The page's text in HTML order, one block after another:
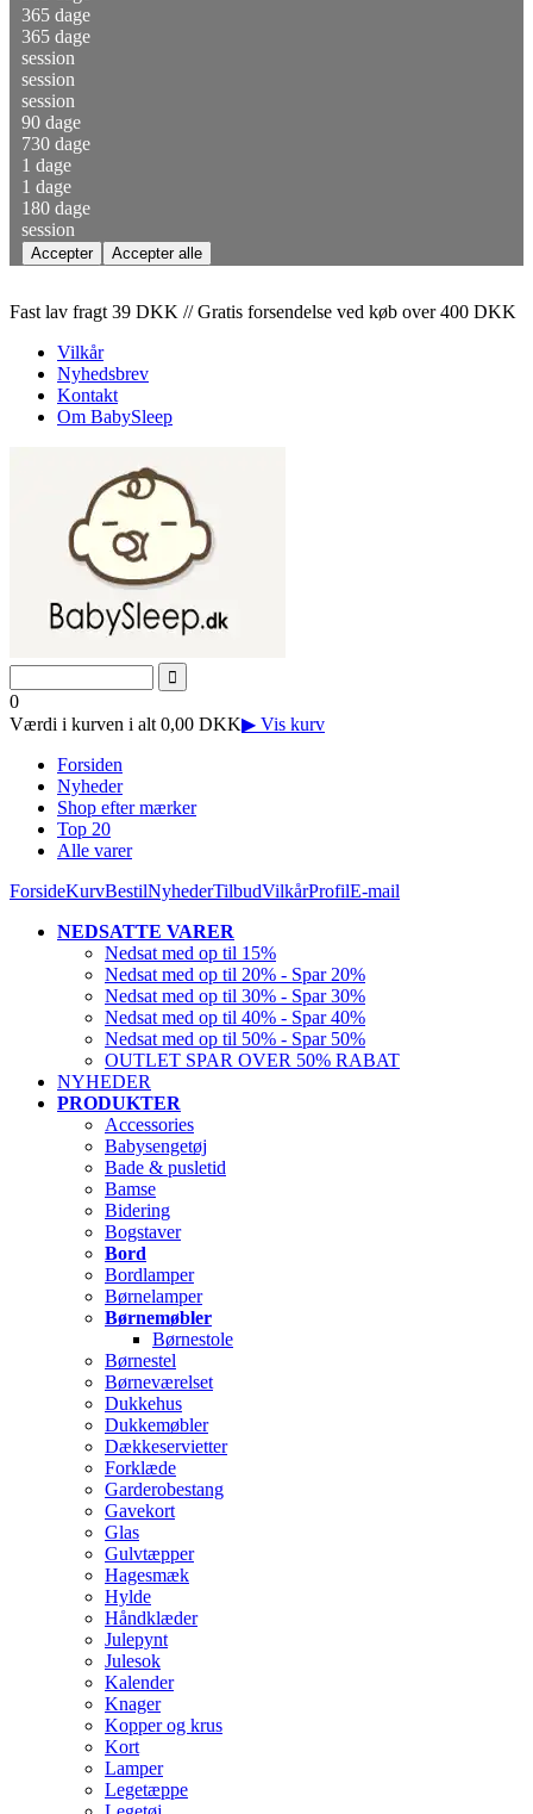
365 dage
365 dage
session
session
session
90 dage
730 dage
1 dage
1 dage
180 dage
session
Fast lav fragt 39 DKK // Gratis forsendelse ved køb over 400 DKK
Vilkår
Nyhedsbrev
Kontakt
Om BabySleep
0
Værdi i kurven i alt 0,00 DKK▶ Vis kurv
Forsiden
Nyheder
Shop efter mærker
Top 20
Alle varer
ForsideKurvBestilNyhederTilbudVilkårProfilE-mail
NEDSATTE VARER
Nedsat med op til 15%
Nedsat med op til 20% - Spar 20%
Nedsat med op til 30% - Spar 30%
Nedsat med op til 40% - Spar 40%
Nedsat med op til 50% - Spar 50%
OUTLET SPAR OVER 50% RABAT
NYHEDER
PRODUKTER
Accessories
Babysengetøj
Bade & pusletid
Bamse
Bidering
Bogstaver
Bord
Bordlamper
Børnelamper
Børnemøbler
Børnestole
Børnestel
Børneværelset
Dukkehus
Dukkemøbler
Dækkeservietter
Forklæde
Garderobestang
Gavekort
Glas
Gulvtæpper
Hagesmæk
Hylde
Håndklæder
Julepynt
Julesok
Kalender
Knager
Kopper og krus
Kort
Lamper
Legetæppe